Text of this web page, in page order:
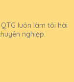
luôn làm tôi hài
nghiệp.